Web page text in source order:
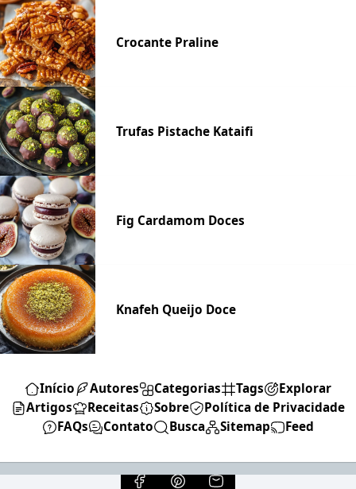
Crocante Praline
Trufas Pistache Kataifi
Fig Cardamom Doces
Knafeh Queijo Doce
Início Autores Categorias Tags
Explorar
Artigos
Receitas Sobre
Política de Privacidade
FAQs
Contato Busca Sitemap Feed